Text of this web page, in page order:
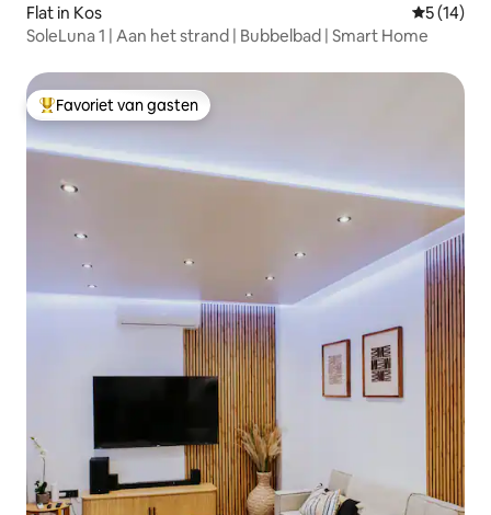
Flat in Kos
5 (14)
SoleLuna 1 | Aan het strand | Bubbelbad | Smart Home
Topfavoriet van gasten
Favoriet van gasten